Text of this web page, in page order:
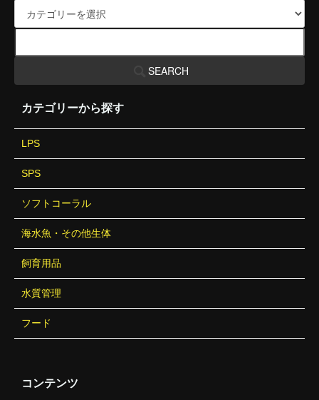
SEARCH
カテゴリーから探す
LPS
SPS
ソフトコーラル
海水魚・その他生体
飼育用品
水質管理
フード
コンテンツ